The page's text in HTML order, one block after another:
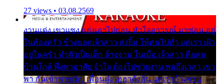
27 views • 03.08.2569
งานแต่ง เขาแซง แย่งเอาไปก่อน หัวใจอาวรณ์ มาซ่อน อยู่
ในห้องครัว ข้างนอกเจ้าสาว ส่งยิ้ม ให้คนไปทั่ว แต่เรา เฝ้า
อยู่ในครัว ทำตัวเป็นเด็ก ล้างจาน ในเมื่อ เจ้าสาว คือคน
บ้านใกล้ พึ่งพาอาศัย จำใจ ต้องไปช่วยงาน พอถึงเวลา เขา
พา กันเข้าพาขวัญ เพื่อนฝูง เฮฮาดังลั่น แต่เราล้างจาน